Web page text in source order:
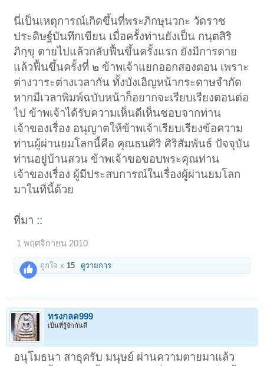
นี่เป็นเหตุการณ์เกิดขึ้นที่พระภิกษุนวกะ วัดราช
ประดิษฐ์บันทึกเขียน เมื่อครั้งท่านยังเป็น กนฺตสิริ
ภิกฺขุ ตายไปแล้วกลับฟื้นขึ้นครั้งแรก ยังมีการตาย
แล้วฟื้นขึ้นครั้งที่ ๒ ข้าพเจ้าแยกออกสองตอน เพราะ
ต่างวาระต่างเวลากัน ทั้งบังเอิญหน้ากระดาษจำกัด
หากมีเวลาพิมพ์ฉบับหน้าก็อยากจะเรียบเรียงตอนต่อ
ไป ข้าพเจ้าได้รับความเห็นดีเห็นชอบจากท่าน
เจ้าของเรื่อง อนุญาตให้ข้าพเจ้าเรียบเรียงข้อความ
ท่านผู้ผ่านยมโลกนี้คือ คุณธนศิริ ศิริสัมพันธ์ ปัจจุบัน
ท่านอยู่บ้านสวน ข้าพเจ้าขอขอบพระคุณท่าน
เจ้าของเรื่อง ผู้มีประสบการณ์ในเรื่องผู้ผ่านยมโลก
มาในที่นี้ด้วย
ที่มา ::
1 พฤศจิกายน 2010
ถูกใจ x15 ดูรายการ
ทรงกลด999
เป็นที่รู้จักกันดี
อนุโมธนา สาธุครับ มนุษย์ ผ่านความตายมาแล้ว